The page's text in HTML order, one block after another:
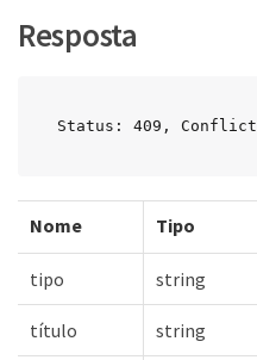
Resposta
Status: 409, Conflict
Nome Tipo
tipo string
título string